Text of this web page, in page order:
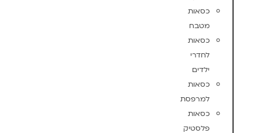
כסאות
מטבח
כסאות
לחדרי
ילדים
כסאות
למרפסת
כסאות
פלסטיק